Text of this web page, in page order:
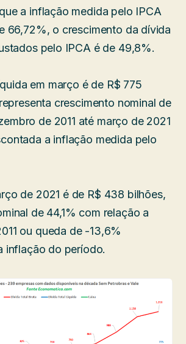
a inflação medida pelo IPCA
66,72%, o crescimento da dívida
pelo IPCA é de 49,8%.
em março é de R$ 775
crescimento nominal de
de 2011 até março de 2021
a inflação medida pelo
de 2021 é de R$ 438 bilhões,
de 44,1% com relação a
ou queda de -13,6%
inflação do período.